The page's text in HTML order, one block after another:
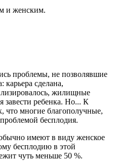
и женским.
проблемы, не позволявшие
карьера сделана,
жилищные
ребенка. Но... К
что многие благополучные,
бесплодия.
имеют в виду женское
бесплодию в этой
чуть меньше 50 %.